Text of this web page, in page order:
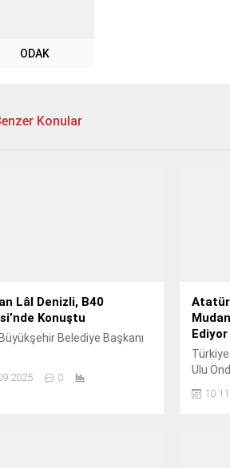
ODAK
Konular
Lâl Denizli, B40
Konuştu
Belediye Başkanı
0
Ediyor
Ulu